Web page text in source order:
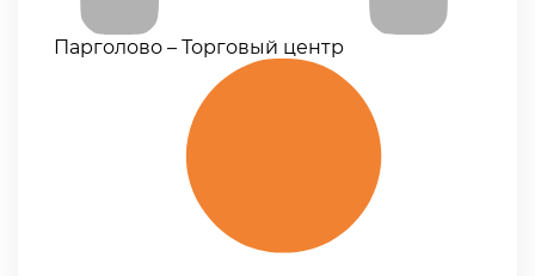
Парголово – Торговый центр